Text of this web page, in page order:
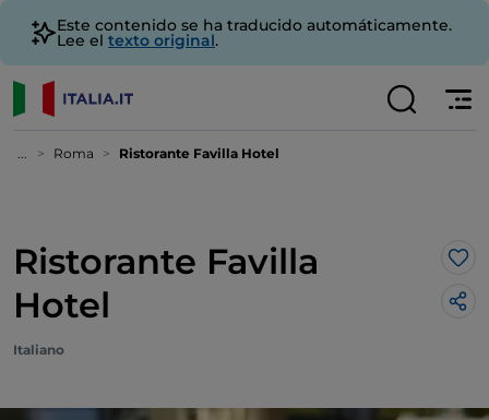
Este contenido se ha traducido automáticamente.
Lee el texto original.
... Roma Ristorante Favilla Hotel
Ristorante Favilla
Hotel
Me
Italiano